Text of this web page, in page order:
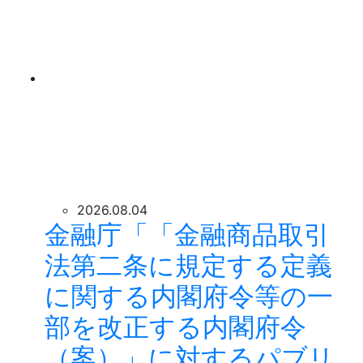
2026.08.04
金融庁「「金融商品取引
法第二条に規定する定義
に関する内閣府令等の一
部を改正する内閣府令